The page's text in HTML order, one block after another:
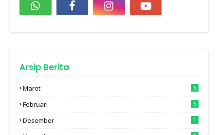
Arsip Berita
Maret 6
Februari 5
Desember 1